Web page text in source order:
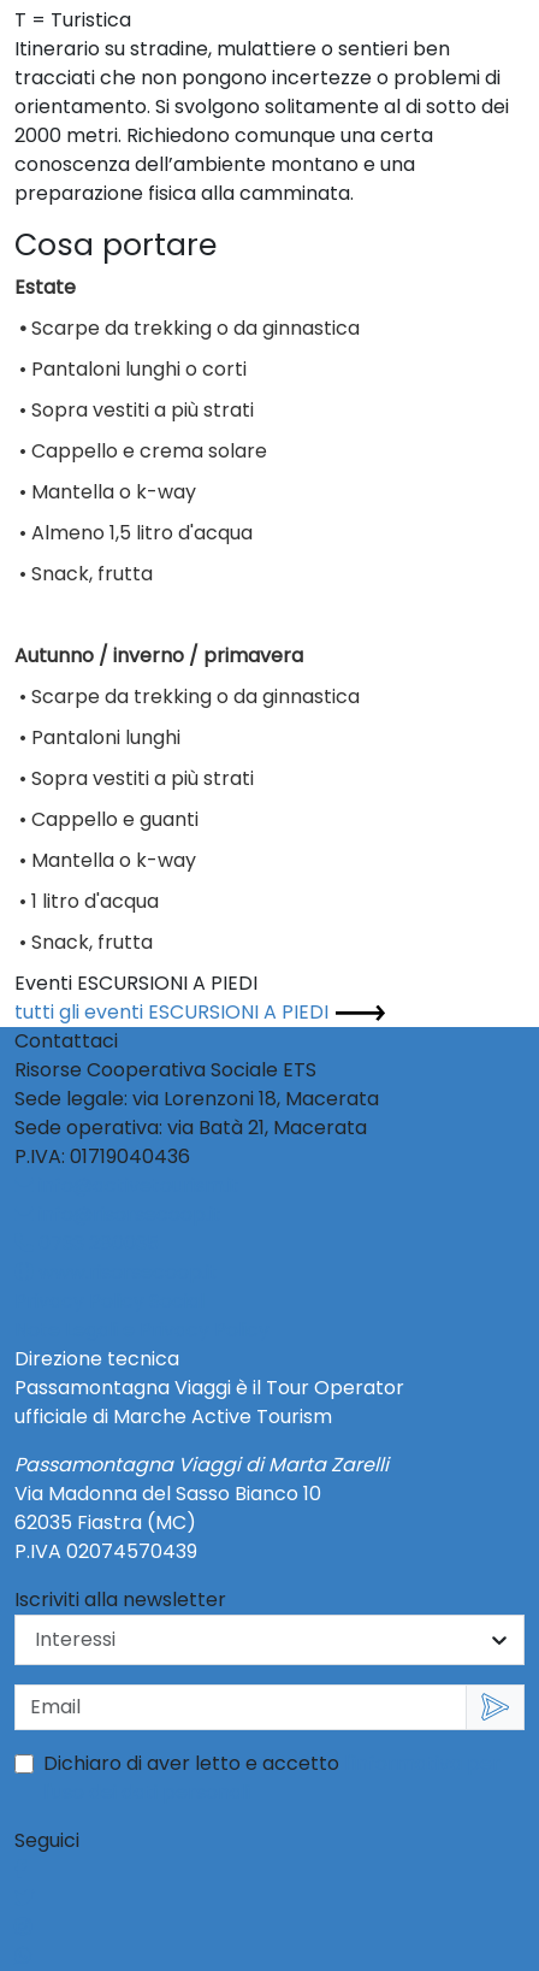
T = Turistica
Itinerario su stradine, mulattiere o sentieri ben
tracciati che non pongono incertezze o problemi di
orientamento. Si svolgono solitamente al di sotto dei
2000 metri. Richiedono comunque una certa
conoscenza dell’ambiente montano e una
preparazione fisica alla camminata.
Cosa portare
Estate
•Scarpe da trekking o da ginnastica
• Pantaloni lunghi o corti
• Sopra vestiti a più strati
• Cappello e crema solare
• Mantella o k-way
• Almeno 1,5 litro d'acqua
• Snack, frutta
Autunno / inverno / primavera
• Scarpe da trekking o da ginnastica
• Pantaloni lunghi
• Sopra vestiti a più strati
• Cappello e guanti
• Mantella o k-way
• 1 litro d'acqua
• Snack, frutta
Eventi ESCURSIONI A PIEDI
tutti gli eventi ESCURSIONI A PIEDI
Contattaci
Risorse Cooperativa Sociale ETS
Sede legale: via Lorenzoni 18, Macerata
Sede operativa: via Batà 21, Macerata
P.IVA: 01719040436
Direzione tecnica
Passamontagna Viaggi è il Tour Operator
ufficiale di Marche Active Tourism
Passamontagna Viaggi di Marta Zarelli
Via Madonna del Sasso Bianco 10
62035 Fiastra (MC)
P.IVA 02074570439
Iscriviti alla newsletter
Dichiaro di aver letto e accetto
Seguici